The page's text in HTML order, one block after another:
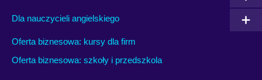
Dla nauczycieli angielskiego
Oferta biznesowa: kursy dla firm
Oferta biznesowa: szkoły i przedszkola